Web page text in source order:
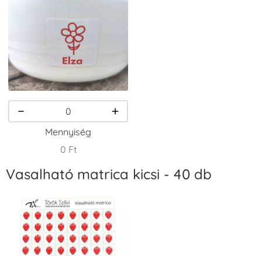
VersaCraft
Tintapárna -
Csokibarna
+1.380 Ft
VersaCraft
Tintapárna -
Erdőzöld
+790 Ft
VersaCraft
Fekete
+1.380 Ft
VersaCraft
Fenyőzöld
+1.380 Ft
VersaCraft
Mennyiség
0 Ft
Vasalható matrica kicsi - 40 db